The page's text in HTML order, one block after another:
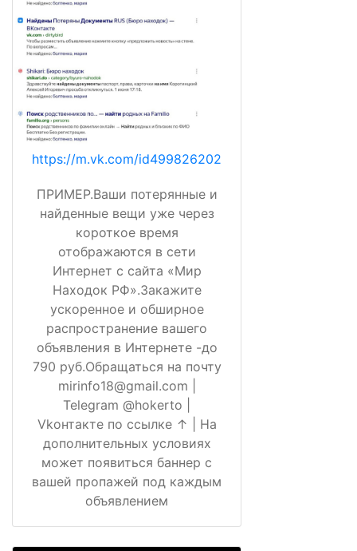
https://m.vk.com/id499826202
ПРИМЕР.Ваши потерянные и
найденные вещи уже через
короткое время
отображаются в сети
Интернет с сайта «Мир
Находок РФ».Закажите
ускоренное и обширное
распространение вашего
объявления в Интернете -до
790 руб.Обращаться на почту
mirinfo18@gmail.com |
Telegram @hokerto |
Vkонтакте по ссылке ↑ | На
дополнительных условиях
может появиться баннер с
вашей пропажей под каждым
объявлением